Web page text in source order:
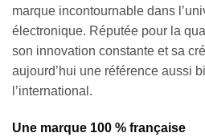
marque incontournable dans
électronique. Réputée pour la
son innovation constante et sa
aujourd’hui une référence aussi
l’international.
Une marque 100 % française